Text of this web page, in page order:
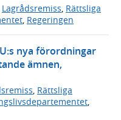
Lagrådsremiss Rättsliga
Regeringen
nya förordningar
ämnen,
, Rättsliga
,